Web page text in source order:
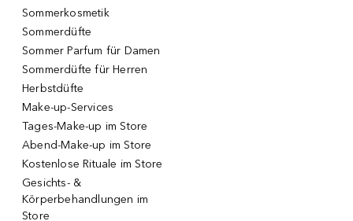
Sommerkosmetik
Sommerdüfte
Sommer Parfum für Damen
Sommerdüfte für Herren
Herbstdüfte
Make-up-Services
Tages-Make-up im Store
Abend-Make-up im Store
Kostenlose Rituale im Store
Gesichts- &
Körperbehandlungen im
Store